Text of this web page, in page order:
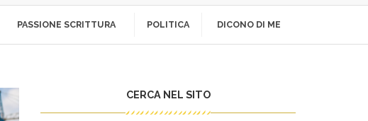
PASSIONE SCRITTURA POLITICA DICONO DI ME
CERCA NEL SITO